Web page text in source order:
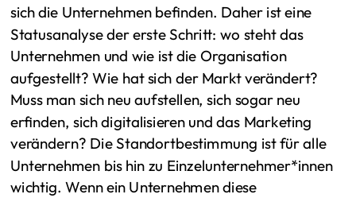
sich die Unternehmen befinden. Daher ist eine
Statusanalyse der erste Schritt: wo steht das
Unternehmen und wie ist die Organisation
aufgestellt? Wie hat sich der Markt verändert?
Muss man sich neu aufstellen, sich sogar neu
erfinden, sich digitalisieren und das Marketing
verändern? Die Standortbestimmung ist für alle
Unternehmen bis hin zu Einzelunternehmer*innen
wichtig. Wenn ein Unternehmen diese